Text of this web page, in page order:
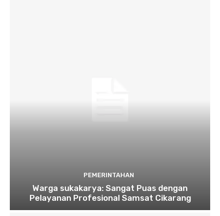
PEMERINTAHAN
Warga sukakarya: Sangat Puas dengan
Pelayanan Profesional Samsat Cikarang